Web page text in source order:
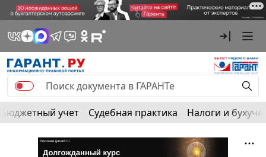
Бюджетный учет Судебная практика Налоги и